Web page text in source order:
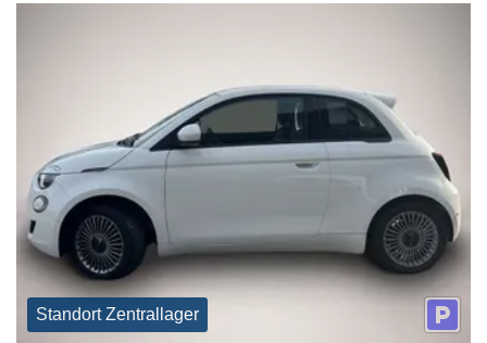
Standort Zentrallager